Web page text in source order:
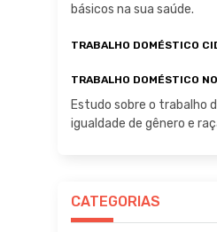
básicos na sua saúde.
TRABALHO DOMÉSTICO
TRABALHO DOMÉSTICO
Estudo sobre o trabalho
igualdade de gênero e
CATEGORIAS